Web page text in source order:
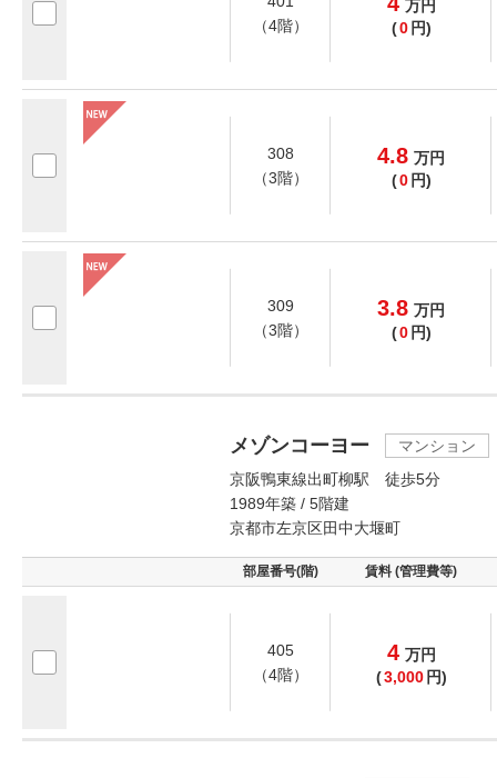
（4階）
万円
(0 円)
308
（3階）
4.8 万円
(0 円)
309
（3階）
3.8 万円
(0 円)
メゾンコーヨー
マンション
京阪鴨東線出町柳駅 徒歩5分
1989年築 / 5階建
京都市左京区田中大堰町
部屋番号(階) 賃料 (管理費等)
405
（4階）
4 万円
(3,000 円)